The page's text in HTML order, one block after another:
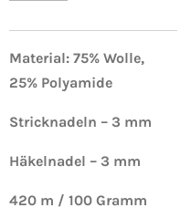
Material: 75% Wolle,
25% Polyamide
Stricknadeln – 3 mm
Häkelnadel – 3 mm
420 m / 100 Gramm